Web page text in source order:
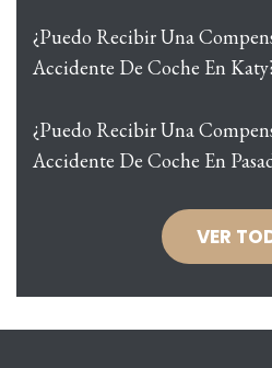
¿Puedo Recibir Una
Accidente De Coche En
¿Puedo Recibir Una
Accidente De Coche En
VER